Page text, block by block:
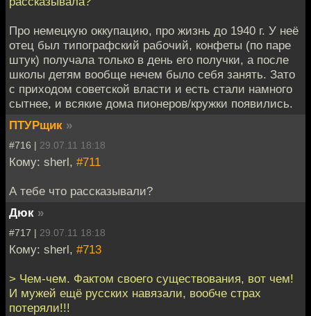
Про немецкую оккупацию, про жизнь до 1940 г. У неё
отец был типографский рабочий, конфеты (по паре
штук) получала только в день его получки, а после
школы детям вообще нечем было себя занять. Зато
с приходом советской власти и есть стали намного
сытнее, и всякие дома пионеров/кружки появились.
ПТУРщик »
#716 | 29.07.11 18:18
Кому: sherl, #711
А тебе что рассказывали?
Дюк »
#717 | 29.07.11 18:18
Кому: sherl, #713
> Чем-чем. Фактом своего существования, вот чем!
И мужей ещё русских навязали, вообче страх
потеряли!!!